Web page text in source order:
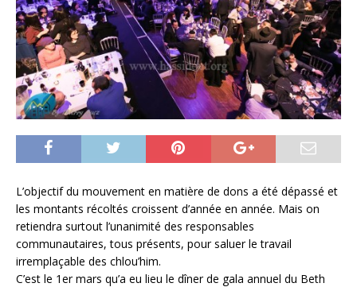
L’objectif du mouvement en matière de dons a été dépassé et
les montants récoltés croissent d’année en année. Mais on
retiendra surtout l’unanimité des responsables
communautaires, tous présents, pour saluer le travail
irremplaçable des chlou’him.
C’est le 1er mars qu’a eu lieu le dîner de gala annuel du Beth